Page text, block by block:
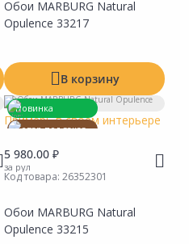
Обои MARBURG Natural
Opulence 33217
В корзину
Новинка
Товар под заказ
Примерь в своем интерьере
5 980.00 ₽
за рул
Код товара: 26352301
Обои MARBURG Natural
Opulence 33215